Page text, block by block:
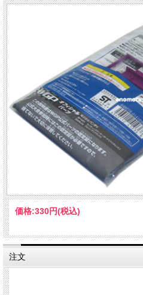
価格:330円(税込)
注文